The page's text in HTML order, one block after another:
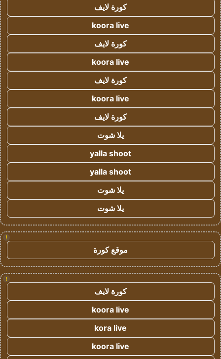
كورة لايف
koora live
كورة لايف
koora live
كورة لايف
koora live
كورة لايف
يلا شوت
yalla shoot
yalla shoot
يلا شوت
يلا شوت
!
موقع كورة
!
كورة لايف
koora live
kora live
koora live